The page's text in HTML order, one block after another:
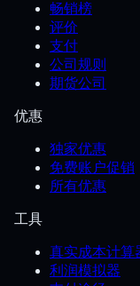
畅销榜
评价
支付
公司规则
期货公司
优惠
独家优惠
免费账户促销
所有优惠
工具
真实成本计算
利润模拟器